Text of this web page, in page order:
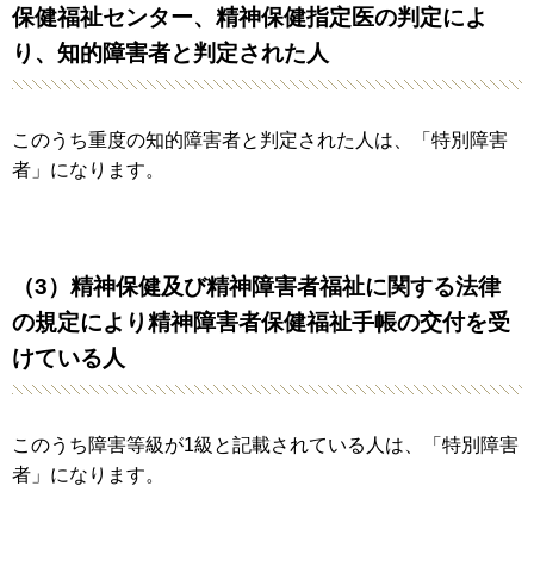
保健福祉センター、精神保健指定医の判定によ
り、知的障害者と判定された人
このうち重度の知的障害者と判定された人は、「特別障害
者」になります。
（3）精神保健及び精神障害者福祉に関する法律
の規定により精神障害者保健福祉手帳の交付を受
けている人
このうち障害等級が1級と記載されている人は、「特別障害
者」になります。